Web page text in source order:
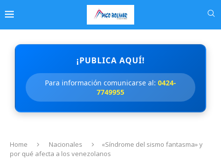
¡PUBLICA AQUÍ!
Para información comunicarse al: 0424-
7749955
Home Nacionales
«Síndrome del sismo fantasma» y
por qué afecta a los venezolanos